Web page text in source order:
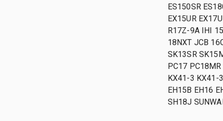
ES150SR
EX15UR
R17Z-9A IHI
18NXT JCB
SK13SR
PC17
KX41-3 KX41-
EH15B EH16
SH18J